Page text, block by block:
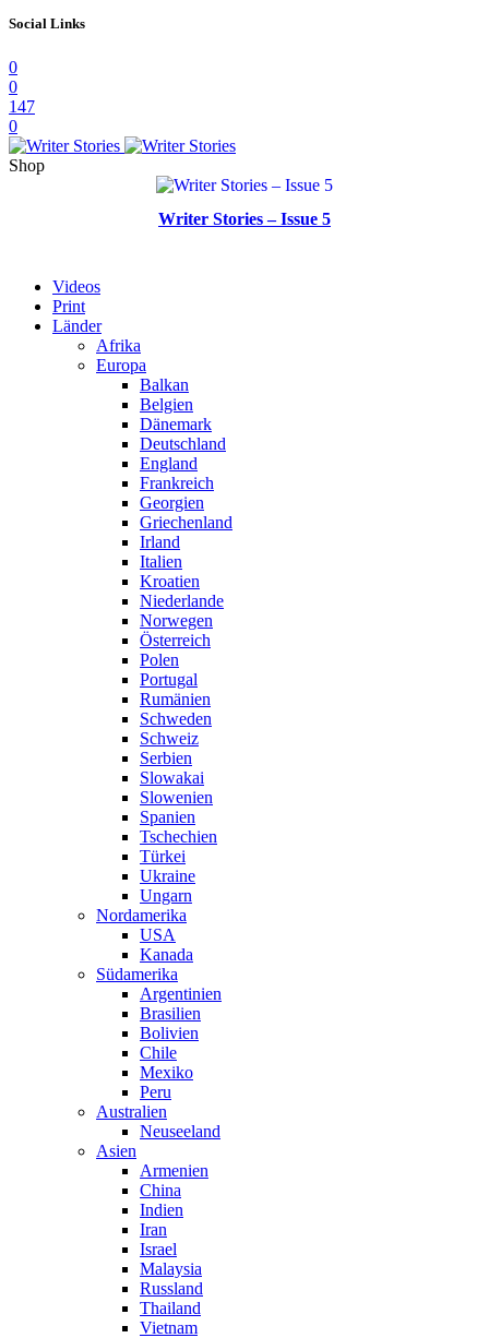
Social Links
0
0
147
0
Shop
Writer Stories – Issue 5
Videos
Print
Länder
Afrika
Europa
Balkan
Belgien
Dänemark
Deutschland
England
Frankreich
Georgien
Griechenland
Irland
Italien
Kroatien
Niederlande
Norwegen
Österreich
Polen
Portugal
Rumänien
Schweden
Schweiz
Serbien
Slowakai
Slowenien
Spanien
Tschechien
Türkei
Ukraine
Ungarn
Nordamerika
USA
Kanada
Südamerika
Argentinien
Brasilien
Bolivien
Chile
Mexiko
Peru
Australien
Neuseeland
Asien
Armenien
China
Indien
Iran
Israel
Malaysia
Russland
Thailand
Vietnam